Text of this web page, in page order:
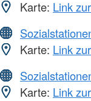
Karte: Link
Karte: Link
Karte: Link